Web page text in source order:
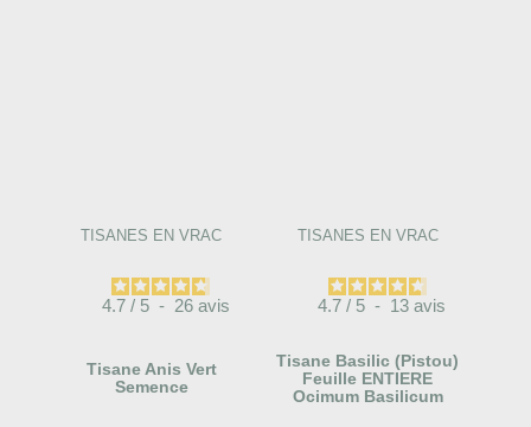
TISANES EN VRAC
4.7 / 5 - 26 avis
Tisane Anis Vert
Semence
TISANES EN VRAC
4.7 / 5 - 13 avis
Tisane Basilic (Pistou)
Feuille ENTIERE
Ocimum Basilicum